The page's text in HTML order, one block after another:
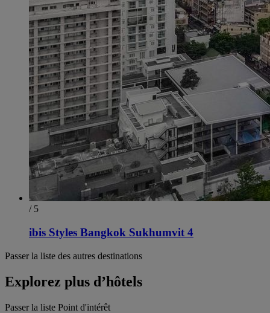
/ 5
ibis Styles Bangkok Sukhumvit 4
Passer la liste des autres destinations
Explorez plus d’hôtels
Passer la liste Point d'intérêt